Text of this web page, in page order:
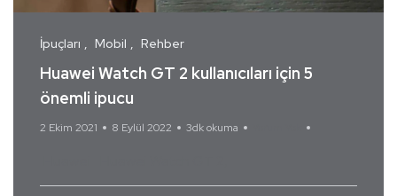
İpuçları Mobil Rehber
Huawei Watch GT 2 kullanıcıları için 5
önemli ipucu
2 Ekim 2021 8 Eylül 2022 3dk okuma